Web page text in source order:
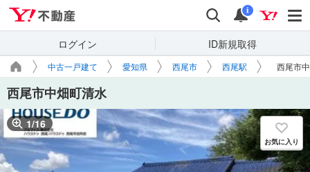
検索 通知
i
ログイン ID新規取得
中古一戸建て 愛知県 西尾市 西尾駅 西尾市
西尾市中畑町清水
1/16
お気に入り